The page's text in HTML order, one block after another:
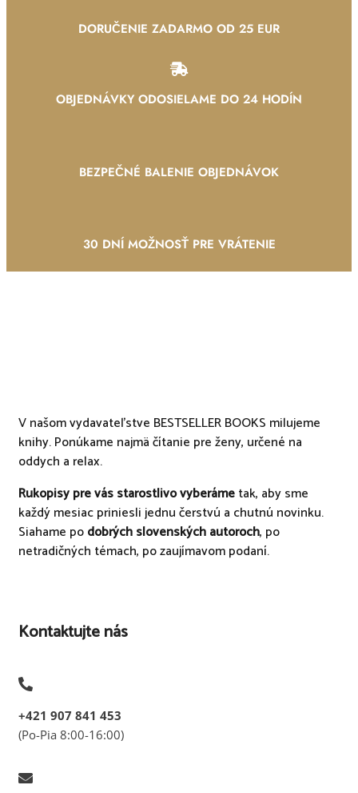
DORUČENIE ZADARMO OD 25 EUR
OBJEDNÁVKY ODOSIELAME DO 24 HODÍN
BEZPEČNÉ BALENIE OBJEDNÁVOK
30 DNÍ MOŽNOSŤ PRE VRÁTENIE
V našom vydavateľstve BESTSELLER BOOKS milujeme
knihy. Ponúkame najmä čítanie pre ženy, určené na
oddych a relax.
Rukopisy pre vás starostlivo vyberámetak, aby sme
každý mesiac priniesli jednu čerstvú a chutnú novinku.
Siahame podobrých slovenských autoroch, po
netradičných témach, po zaujímavom podaní.
Kontaktujte nás
+421 907 841 453
(Po-Pia 8:00-16:00)